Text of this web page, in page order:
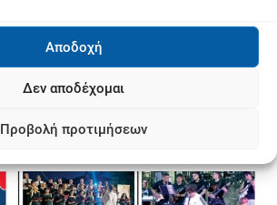
Αποδοχή
Δεν αποδέχομαι
Προβολή προτιμήσεων